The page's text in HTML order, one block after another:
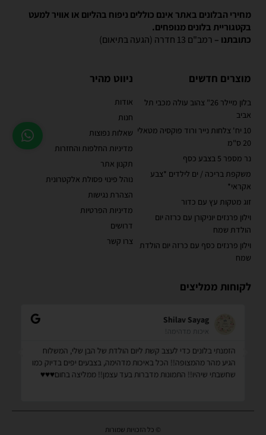
מחירי הבלונים באתר אינם כוללים ניפוח בהליום או אוויר למעט
בקטגוריית בלונים מנופחים.
כתובתנו – רמב"ם 13 חדרה (הגעה בתיאום)
מוצרים חדשים
בלון מיילר 26" צהוב עולה מכבי תל
אביב
10 יח' צלחות נייר ורוד פוקסיה מטאלי
20 ס"מ
נר מספר 5 בצבע כסף
משקפת בריכה / ים לילדים *צבע
אקראי*
זוג מטקות עץ עם כדור
וילון פרנזים יוניקורן עם כרזה יום
הולדת שמח
וילון פרנזים כסף עם כרזה יום הולדת
שמח
ניווט מהיר
אודות
חנות
שאלות נפוצות
מדיניות החלפות והחזרות
תקנון אתר
נוהל פינוי פסולת אלקטרונית
הצהרת נגישות
מדיניות הפרטיות
דרושים
צרו קשר
לקוחות ממליצים
Shilav Sayag
איכות מדהימה!
הזמנתי בלונים כדי לעצב קשת ליום הולדת של הבן שלי, המשלוח
הגיע מהר מהמצופה!! הכל באיכות מדהימה, בצבעים יפים בדיוק כמו
שחשבתי שיהיו!! התמונות מדברות בעד עצמן!! ממליצה בחום♥️♥️♥️
© כל הזכויות שמורות